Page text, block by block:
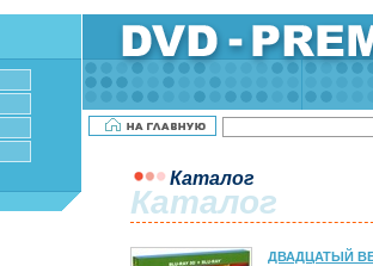
Каталог
Каталог
ДВАДЦАТЫЙ